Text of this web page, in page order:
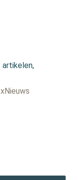
artikelen,